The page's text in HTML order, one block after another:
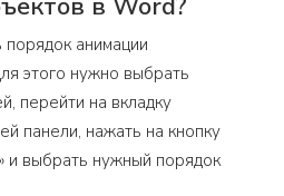
в Word?
анимации
этого нужно выбрать
перейти на вкладку
панели, нажать на кнопку
и выбрать нужный порядок